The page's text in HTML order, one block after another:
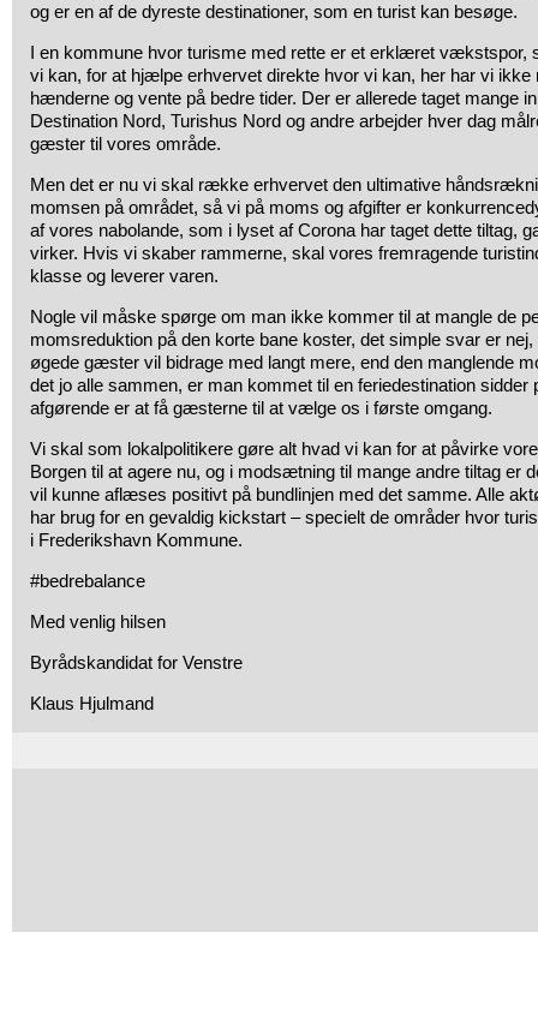
og er en af de dyreste destinationer, som en turist kan besøge.
I en kommune hvor turisme med rette er et erklæret vækstspor,
vi kan, for at hjælpe erhvervet direkte hvor vi kan, her har vi ikke
hænderne og vente på bedre tider. Der er allerede taget mange
Destination Nord, Turishus Nord og andre arbejder hver dag
gæster til vores område.
Men det er nu vi skal række erhvervet den ultimative
momsen på området, så vi på moms og afgifter er
af vores nabolande, som i lyset af Corona har taget dette tiltag,
virker. Hvis vi skaber rammerne, skal vores fremragende
klasse og leverer varen.
Nogle vil måske spørge om man ikke kommer til at mangle de
momsreduktion på den korte bane koster, det simple svar er
øgede gæster vil bidrage med langt mere, end den manglende
det jo alle sammen, er man kommet til en feriedestination sidder
afgørende er at få gæsterne til at vælge os i første omgang.
Vi skal som lokalpolitikere gøre alt hvad vi kan for at påvirke
Borgen til at agere nu, og i modsætning til mange andre tiltag er
vil kunne aflæses positivt på bundlinjen med det samme. Alle
har brug for en gevaldig kickstart – specielt de områder hvor
i Frederikshavn Kommune.
#bedrebalance
Med venlig hilsen
Byrådskandidat for Venstre
Klaus Hjulmand